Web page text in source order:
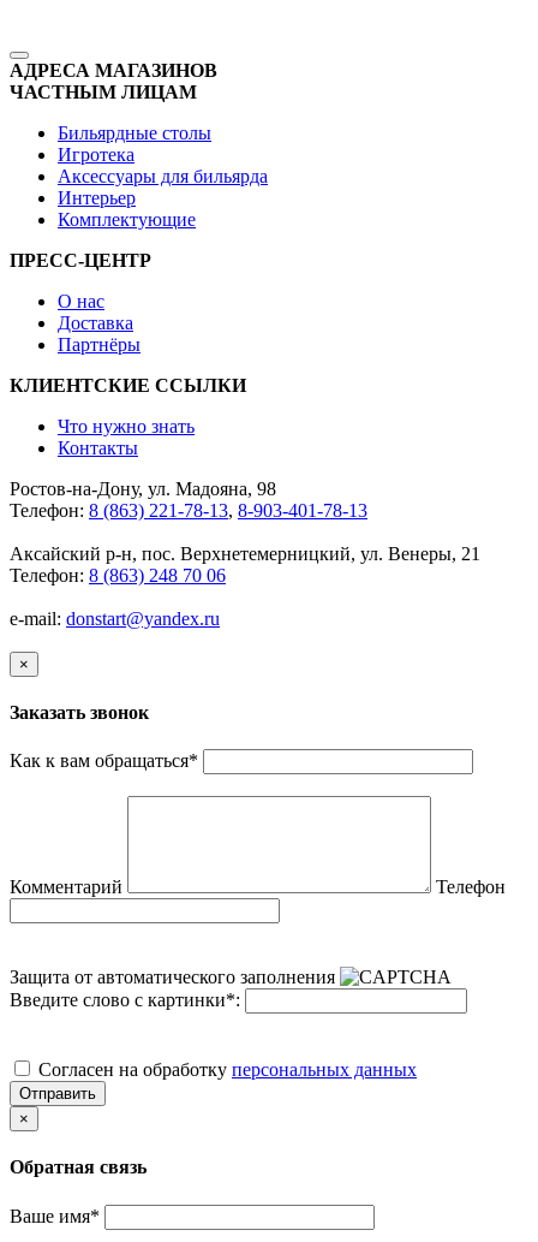
АДРЕСА МАГАЗИНОВ
ЧАСТНЫМ ЛИЦАМ
Бильярдные столы
Игротека
Аксессуары для бильярда
Интерьер
Комплектующие
ПРЕСС-ЦЕНТР
О нас
Доставка
Партнёры
КЛИЕНТСКИЕ ССЫЛКИ
Что нужно знать
Контакты
Ростов-на-Дону, ул. Мадояна, 98
Телефон: 8 (863) 221-78-13, 8-903-401-78-13
Аксайский р-н, пос. Верхнетемерницкий, ул. Венеры, 21
Телефон: 8 (863) 248 70 06
e-mail: donstart@yandex.ru
×
Заказать звонок
Как к вам обращаться*
Комментарий Телефон
Защита от автоматического заполнения
Введите слово с картинки*:
Cогласен на обработку персональных данных
Отправить
×
Обратная связь
Ваше имя*